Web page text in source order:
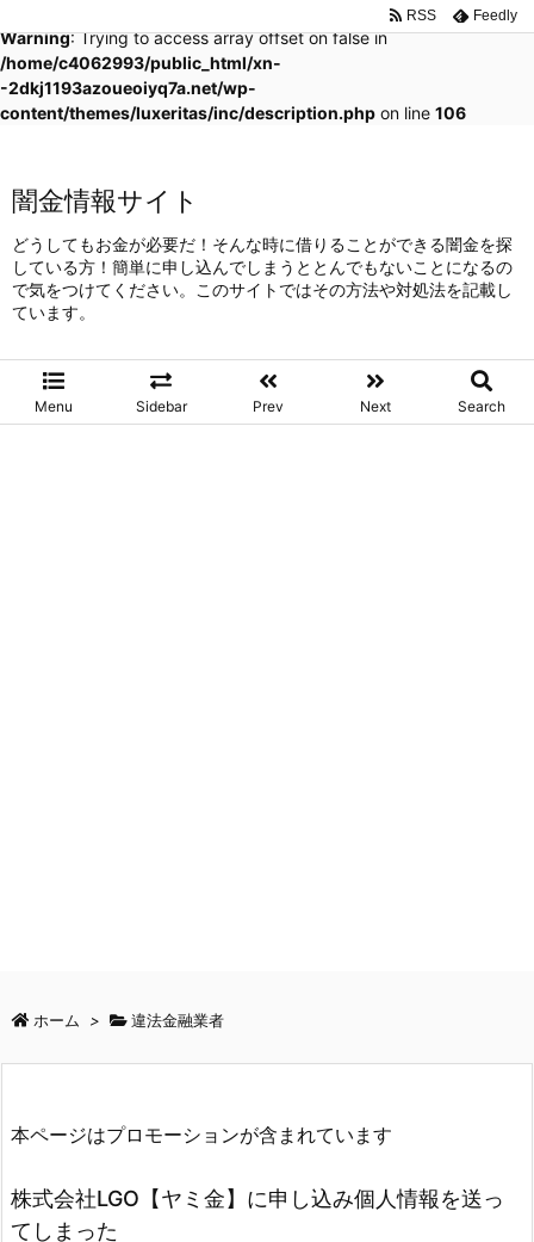
Warning: Trying to access array offset on false in
/home/c4062993/public_html/xn-
-2dkj1193azoueoiyq7a.net/wp-
content/themes/luxeritas/inc/description.php on line 106
闇金情報サイト
どうしてもお金が必要だ！そんな時に借りることができる闇金を探
している方！簡単に申し込んでしまうととんでもないことになるの
で気をつけてください。このサイトではその方法や対処法を記載し
ています。
Menu Sidebar Prev Next Search
RSS Feedly
ホーム > 違法金融業者
本ページはプロモーションが含まれています
株式会社LGO【ヤミ金】に申し込み個人情報を送っ
てしまった